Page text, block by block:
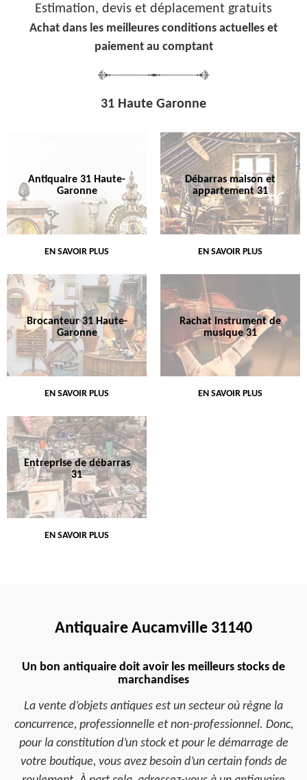
Estimation, devis et déplacement gratuits
Achat dans les meilleures conditions actuelles et
paiement au comptant
31 Haute Garonne
Antiquaire 31 Haute-
Garonne
EN SAVOIR PLUS
Débarras maison et
appartement 31
EN SAVOIR PLUS
Brocanteur 31 Haute-
Garonne
EN SAVOIR PLUS
Rachat instrument de
musique 31
EN SAVOIR PLUS
Entreprise de débarras
31
EN SAVOIR PLUS
Antiquaire Aucamville 31140
Un bon antiquaire doit avoir les meilleurs stocks de
marchandises
La vente d’objets antiques est un secteur où règne la
concurrence, professionnelle et non-professionnel. Donc,
pour la constitution d’un stock et pour le démarrage de
votre boutique, vous avez besoin d’un certain fonds de